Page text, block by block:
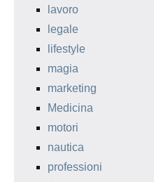
lavoro
legale
lifestyle
magia
marketing
Medicina
motori
nautica
professioni